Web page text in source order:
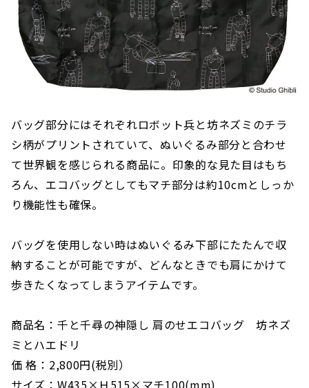
バッグ部分にはそれぞれロボット兵と坊ネズミのチラ
シ柄がプリントされていて、ぬいぐるみ部分と合わせ
て世界観を感じられる商品に。印象的な見た目はもち
ろん、エコバッグとしてもマチ部分は約10cmとしっか
り機能性も確保。
バッグを使用しない時はぬいぐるみ下部にたたんで収
納することが可能ですが、どんなときでも肩にかけて
歩きたくなってしまうアイテムです。
商品名：千と千尋の神隠し 肩のせエコバッグ 坊ネズ
ミとハエドリ
価 格：2,800円(税別）
サイズ：W435×Ｈ515×マチ100(mm)